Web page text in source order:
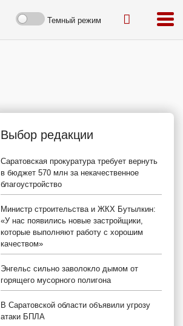
Темный режим
Выбор редакции
Саратовская прокуратура требует вернуть
в бюджет 570 млн за некачественное
благоустройство
Министр строительства и ЖКХ Бутылкин:
«У нас появились новые застройщики,
которые выполняют работу с хорошим
качеством»
Энгельс сильно заволокло дымом от
горящего мусорного полигона
В Саратовской области объявили угрозу
атаки БПЛА